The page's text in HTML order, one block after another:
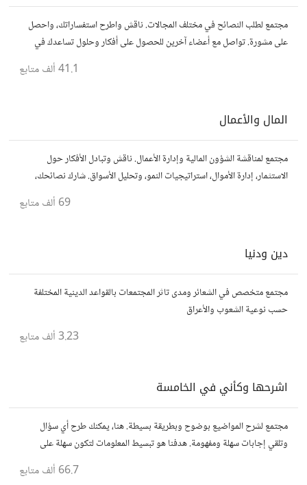
مجتمع لطلب النصائح في مختلف المجالات. ناقش واطرح استفساراتك، واحصل
على مشورة. تواصل مع أعضاء آخرين للحصول على أفكار وحلول تساعدك في
41.1 ألف متابع
المال والأعمال
مجتمع لمناقشة الشؤون المالية وإدارة الأعمال. ناقش وتبادل الأفكار حول
الاستثمار، إدارة الأموال، استراتيجيات النمو، وتحليل الأسواق. شارك نصائحك،
69 ألف متابع
دين ودنيا
مجتمع متخصص في الشعائر ومدى تاثر المجتمعات بالقواعد الدينية المختلفة
حسب نوعية الشعوب والأعراق
3.23 ألف متابع
اشرحها وكأني في الخامسة
مجتمع لشرح المواضيع بوضوح وبطريقة بسيطة. هنا، يمكنك طرح أي سؤال
وتلقي إجابات سهلة ومفهومة. هدفنا هو تبسيط المعلومات لتكون سهلة على
66.7 ألف متابع